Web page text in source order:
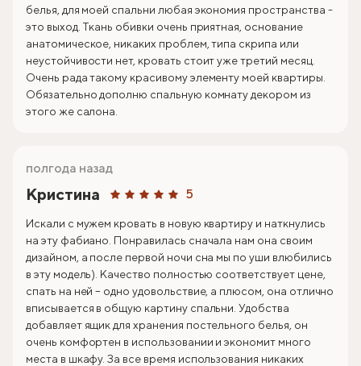
белья, для моей спальни любая экономия пространства -
это выход. Ткань обивки очень приятная, основание
анатомическое, никаких проблем, типа скрипа или
неустойчивости нет, кровать стоит уже третий месяц.
Очень рада такому красивому элементу моей квартиры.
Обязательно дополню спальную комнату декором из
этого же салона.
Кристина 5
полгода назад
Искали с мужем кровать в новую квартиру и наткнулись
на эту фабиано. Понравилась сначала нам она своим
дизайном, а после первой ночи сна мы по уши влюбились
в эту модель). Качество полностью соответствует цене,
спать на ней – одно удовольствие, а плюсом, она отлично
вписывается в общую картину спальни. Удобства
добавляет ящик для хранения постельного белья, он
очень комфортен в использовании и экономит много
места в шкафу. За все время использования никаких